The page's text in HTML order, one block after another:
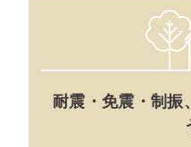
耐震・免震・制振